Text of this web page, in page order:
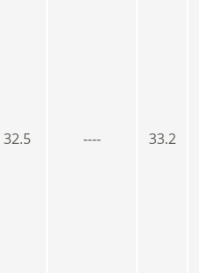
32.5 ---- 33.2